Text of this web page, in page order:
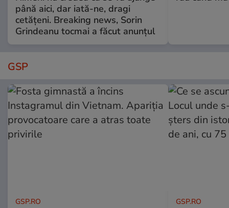
până aici, dar iată-ne, dragi
cetățeni. Breaking news, Sorin
Grindeanu tocmai a făcut anunțul
GSP
GSP.RO GSP.RO